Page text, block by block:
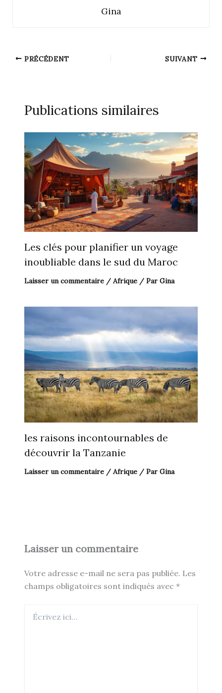
Gina
PRÉCÉDENT SUIVANT
Publications similaires
Les clés pour planifier un voyage
inoubliable dans le sud du Maroc
Laisser un commentaire / Afrique/ Par Gina
les raisons incontournables de
découvrir la Tanzanie
Laisser un commentaire / Afrique/ Par Gina
Laisser un commentaire
Votre adresse e-mail ne sera pas publiée. Les
champs obligatoires sont indiqués avec *
ici…